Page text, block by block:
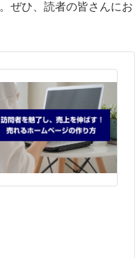
ぜひ、読者の皆さんにお